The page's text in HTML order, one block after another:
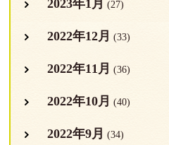
2023年1月 (27)
2022年12月 (33)
2022年11月 (36)
2022年10月 (40)
2022年9月 (34)